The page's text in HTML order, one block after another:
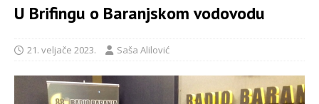
U Brifingu o Baranjskom vodovodu
21. veljače 2023. Saša Alilović